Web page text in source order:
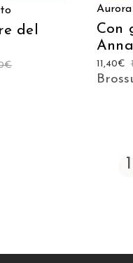
del
€
Con
Anna
11,40€
1